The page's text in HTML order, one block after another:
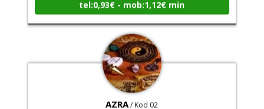
AZRA/ Kod 02
Tarot savjetnik je zauzet